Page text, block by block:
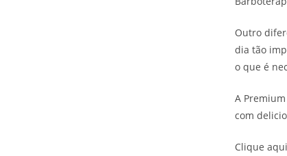
Outro
dia tão
o que é
A
com
Clique